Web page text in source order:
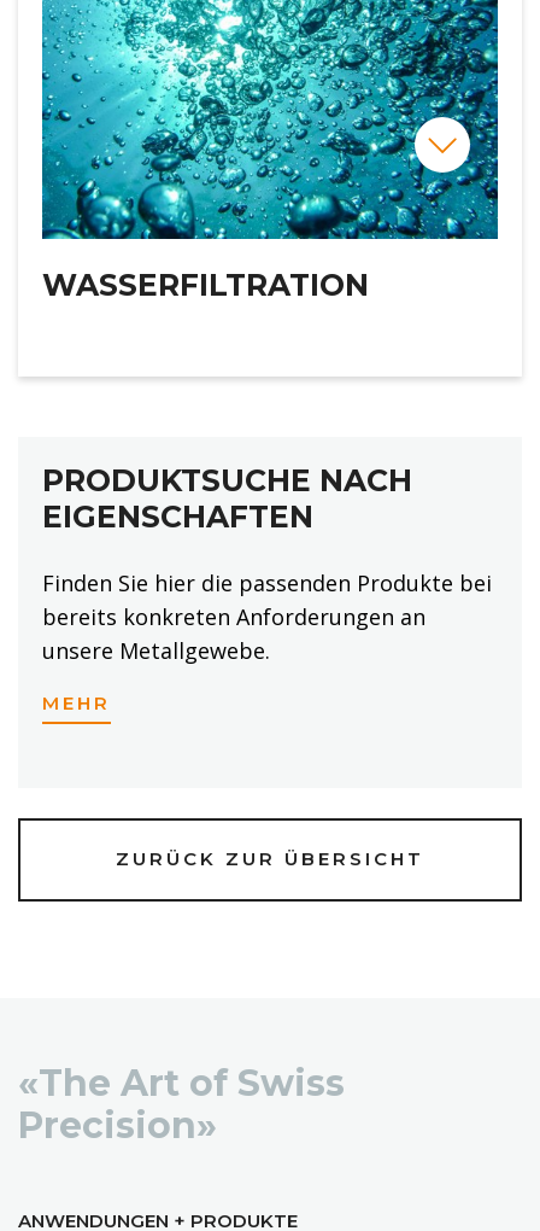
WASSERFILTRATION
PRODUKTSUCHE NACH
EIGENSCHAFTEN
Finden Sie hier die passenden Produkte bei
bereits konkreten Anforderungen an
unsere Metallgewebe.
MEHR
ZURÜCK ZUR ÜBERSICHT
«The Art of Swiss
Precision»
ANWENDUNGEN + PRODUKTE